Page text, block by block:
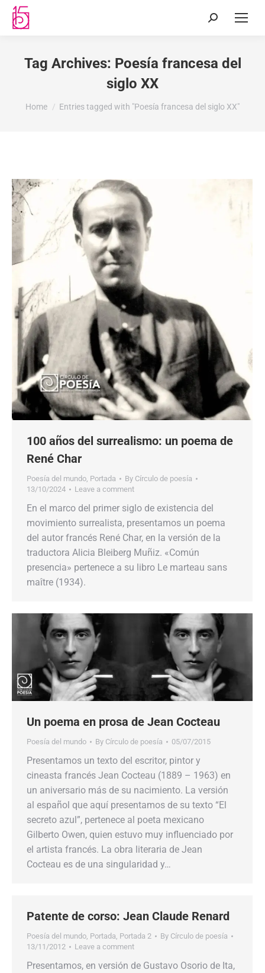
Tag Archives: Poesía francesa del
siglo XX
You are here:
Home Entries tagged with "Poesía francesa del siglo XX"
100 años del surrealismo: un poema de
René Char
Poesía del mundo, Portada By Círculo de poesía
13/10/2024
Leave a comment
En el marco del primer siglo de existencia del
movimiento surrealista, presentamos un poema
del autor francés René Char, en la versión de la
traductora Alicia Bleiberg Muñiz. «Común
presencia» pertenece a su libro Le marteau sans
maître (1934).
Un poema en prosa de Jean Cocteau
Poesía del mundo By Círculo de poesía 05/07/2015
Presentamos un texto del escritor, pintor y
cineasta francés Jean Cocteau (1889 – 1963) en
un aniversario más de su nacimiento. La versión
al español que aquí presentamos de su texto “El
secreto azul”, pertenece al poeta mexicano
Gilberto Owen, quien estuvo muy influenciado por
el artista francés. La obra literaria de Jean
Cocteau es de una singularidad y…
Patente de corso: Jean Claude Renard
Poesía del mundo, Portada, Portada 2 By Círculo de poesía
13/11/2012
Leave a comment
Presentamos, en versión de Gustavo Osorio de Ita,